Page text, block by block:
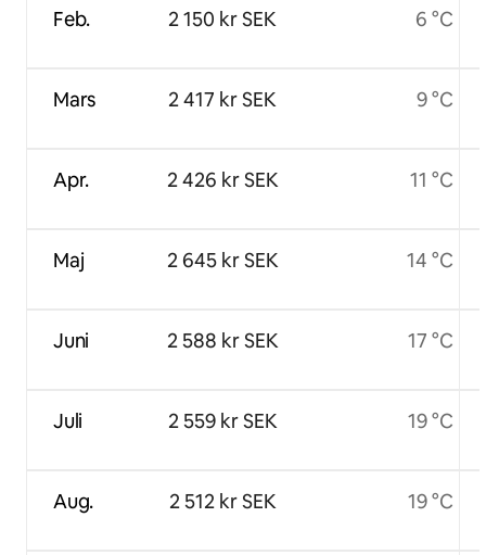
Feb.
Mars
Apr.
Maj
Juni
Juli
Aug.
2 150 kr SEK
2 417 kr SEK
2 426 kr SEK
2 645 kr SEK
2 588 kr SEK
2 559 kr SEK
2 512 kr SEK
6 °C
9 °C
11 °C
14 °C
17 °C
19 °C
19 °C